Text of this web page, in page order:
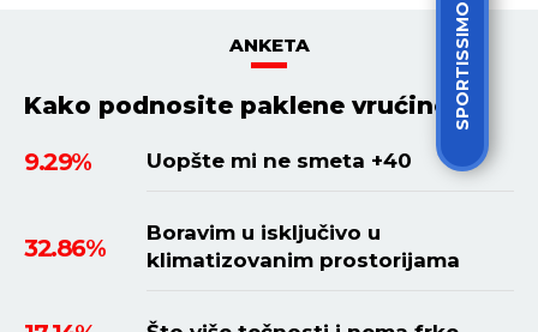
SPORTISSIMO
ANKETA
Kako podnosite paklene vrućine?
9.29%
Uopšte mi ne smeta +40
32.86%
Boravim u isključivo u
klimatizovanim prostorijama